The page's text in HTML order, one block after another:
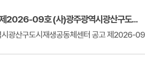
2026-09호 (사)광주광역시광산구도...